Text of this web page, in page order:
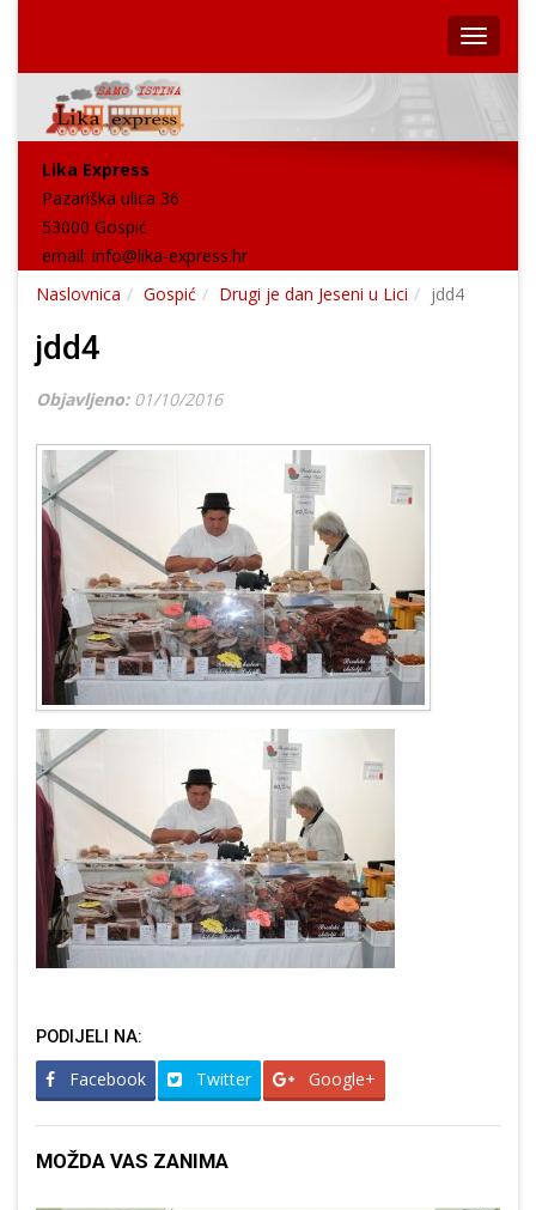
Lika Express
Pazariška ulica 36
53000 Gospić
email: info@lika-express.hr
Naslovnica
Gospić Drugi je dan Jeseni u Lici jdd4
jdd4
Objavljeno: 01/10/2016
PODIJELI NA:
Facebook Twitter Google+
MOŽDA VAS ZANIMA